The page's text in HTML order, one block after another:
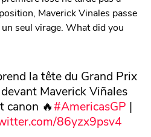
Maverick Vinales passe
seul virage. What did you
la tête du Grand Prix
Maverick Viñales
canon 🔥#AmericasGP |
86yzx9psv4